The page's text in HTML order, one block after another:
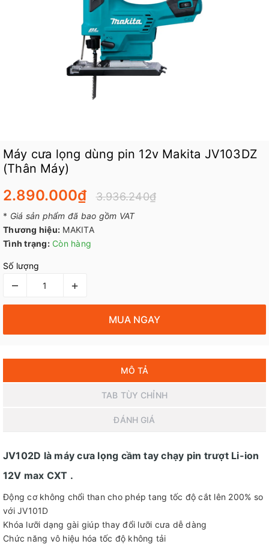
Máy cưa lọng dùng pin 12v Makita JV103DZ
(Thân Máy)
2.890.000₫ 3.936.240₫
* Giá sản phẩm đã bao gồm VAT
Thương hiệu: MAKITA
Tình trạng: Còn hàng
Số lượng
– +
MUA NGAY
MÔ TẢ
TAB TÙY CHỈNH
ĐÁNH GIÁ
JV102D là máy cưa lọng cầm tay chạy pin trượt Li-ion
12V max CXT .
Động cơ không chổi than cho phép tang tốc độ cắt lên 200% so
với JV101D
Khóa lưỡi dạng gài giúp thay đổi lưỡi cưa dễ dàng
Chức năng vô hiệu hóa tốc độ không tải